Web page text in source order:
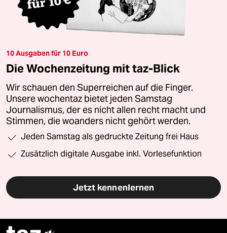
10 Ausgaben für 10 Euro
Die Wochenzeitung mit taz-Blick
Wir schauen den Superreichen auf die Finger.
Unsere wochentaz bietet jeden Samstag
Journalismus, der es nicht allen recht macht und
Stimmen, die woanders nicht gehört werden.
Jeden Samstag als gedruckte Zeitung frei Haus
Zusätzlich digitale Ausgabe inkl. Vorlesefunktion
Jetzt kennenlernen